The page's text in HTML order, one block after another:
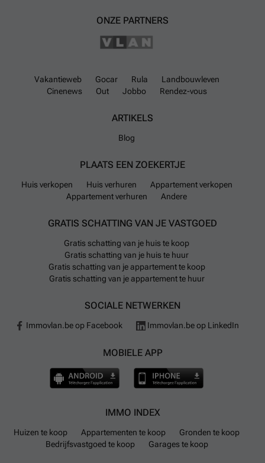
ONZE PARTNERS
Vakantieweb Gocar Rula
Landbouwleven
Cinenews
Out Jobbo Rendez-vous
ARTIKELS
Blog
PLAATS EEN ZOEKERTJE
Huis verkopen Huis verhuren
Appartement verkopen
Appartement verhuren
Andere
GRATIS SCHATTING VAN JE VASTGOED
Gratis schatting van je huis te koop
Gratis schatting van je huis te huur
Gratis schatting van je appartement te koop
Gratis schatting van je appartement te huur
SOCIALE NETWERKEN
Immovlan.be op Facebook Immovlan.be op LinkedIn
MOBIELE APP
IMMO INDEX
Huizen te koop Appartementen te koop
Gronden te koop
Bedrijfsvastgoed te koop
Garages te koop